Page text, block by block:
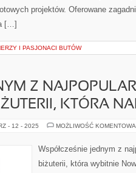
projektów. Oferowane
[…]
I PASJONACI BUTÓW
Z
KTÓRA
- 12 - 2025 MOŻLIWOŚĆ
Współcześnie jednym z
biżuterii, która wybitnie